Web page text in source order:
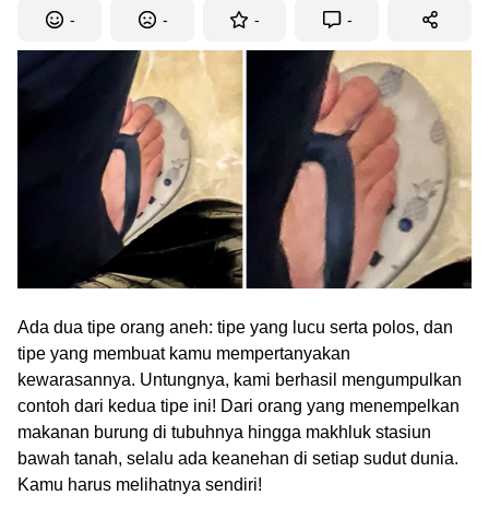
- - - -
Ada dua tipe orang aneh: tipe yang lucu serta polos, dan
tipe yang membuat kamu mempertanyakan
kewarasannya. Untungnya, kami berhasil mengumpulkan
contoh dari kedua tipe ini! Dari orang yang menempelkan
makanan burung di tubuhnya hingga makhluk stasiun
bawah tanah, selalu ada keanehan di setiap sudut dunia.
Kamu harus melihatnya sendiri!